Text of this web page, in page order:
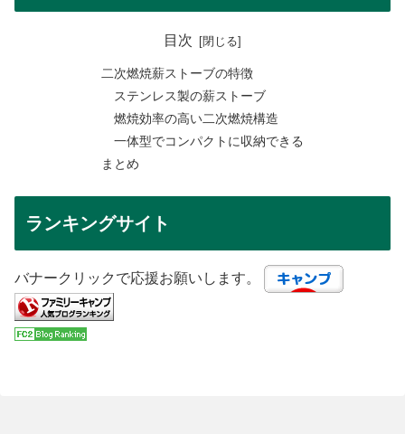
目次
二次燃焼薪ストーブの特徴
ステンレス製の薪ストーブ
燃焼効率の高い二次燃焼構造
一体型でコンパクトに収納できる
まとめ
ランキングサイト
バナークリックで応援お願いします。